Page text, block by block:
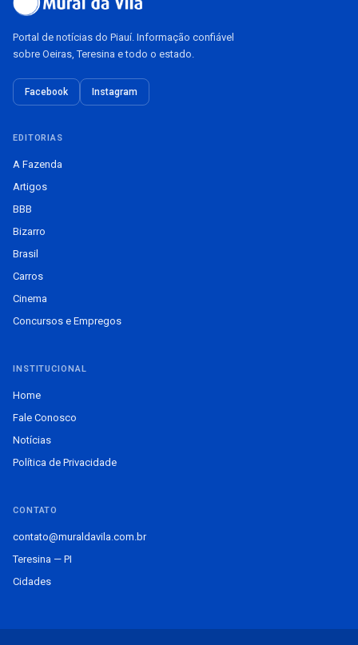
Portal de notícias do Piauí. Informação confiável
sobre Oeiras, Teresina e todo o estado.
Facebook Instagram
EDITORIAS
A Fazenda
Artigos
BBB
Bizarro
Brasil
Carros
Cinema
Concursos e Empregos
INSTITUCIONAL
Home
Fale Conosco
Notícias
Política de Privacidade
CONTATO
contato@muraldavila.com.br
Teresina — PI
Cidades